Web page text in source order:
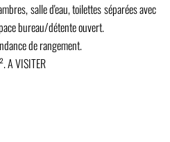
salle d'eau, toilettes séparées avec
bureau/détente ouvert.
de rangement.
A VISITER